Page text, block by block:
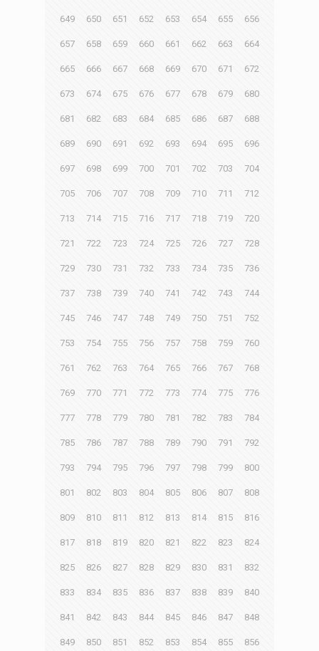
649 650 651 652 653 654 655 656
657 658 659 660 661 662 663 664
665 666 667 668 669 670 671 672
673 674 675 676 677 678 679 680
681 682 683 684 685 686 687 688
689 690 691 692 693 694 695 696
697 698 699 700 701 702 703 704
705 706 707 708 709 710 711 712
713 714 715 716 717 718 719 720
721 722 723 724 725 726 727 728
729 730 731 732 733 734 735 736
737 738 739 740 741 742 743 744
745 746 747 748 749 750 751 752
753 754 755 756 757 758 759 760
761 762 763 764 765 766 767 768
769 770 771 772 773 774 775 776
777 778 779 780 781 782 783 784
785 786 787 788 789 790 791 792
793 794 795 796 797 798 799 800
801 802 803 804 805 806 807 808
809 810 811 812 813 814 815 816
817 818 819 820 821 822 823 824
825 826 827 828 829 830 831 832
833 834 835 836 837 838 839 840
841 842 843 844 845 846 847 848
849 850 851 852 853 854 855 856